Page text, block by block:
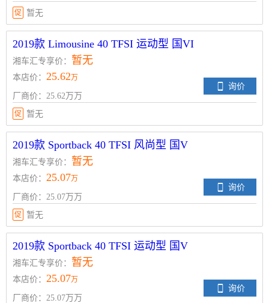
促 暂无
2019款 Limousine 40 TFSI 运动型 国VI
湘车汇专享价： 暂无
本店价： 25.62万
厂商价：25.62万万
询价
促 暂无
2019款 Sportback 40 TFSI 风尚型 国V
湘车汇专享价： 暂无
本店价： 25.07万
厂商价：25.07万万
询价
促 暂无
2019款 Sportback 40 TFSI 运动型 国V
湘车汇专享价： 暂无
本店价： 25.07万
厂商价：25.07万万
询价